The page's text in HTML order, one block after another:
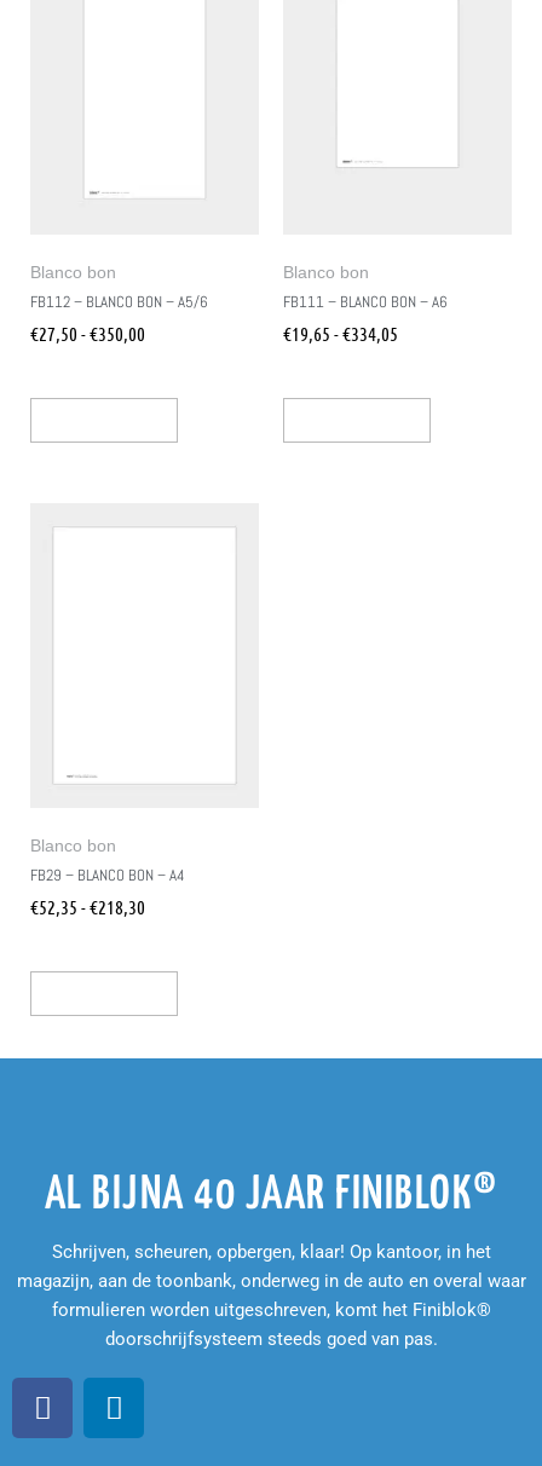
Blanco bon
FB112 – BLANCO BON – A5/6
€27,50 -€350,00
Blanco bon
FB111 – BLANCO BON – A6
€19,65 -€334,05
Blanco bon
FB29 – BLANCO BON – A4
€52,35 -€218,30
AL BIJNA 40 JAAR FINIBLOK®
Schrijven, scheuren, opbergen, klaar! Op kantoor, in het
magazijn, aan de toonbank, onderweg in de auto en overal waar
formulieren worden uitgeschreven, komt het Finiblok®
doorschrijfsysteem steeds goed van pas.